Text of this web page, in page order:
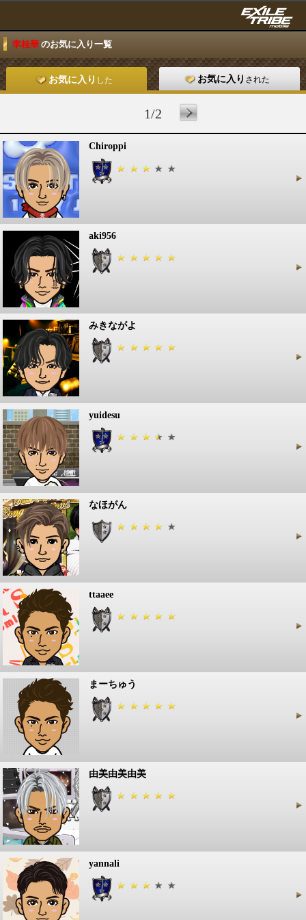
李桂華 のお気に入り一覧
お気に入り した お気に入り された
1/2
Chiroppi
aki956
みきながよ
yuidesu
なほがん
ttaaee
まーちゅう
由美由美由美
yannali